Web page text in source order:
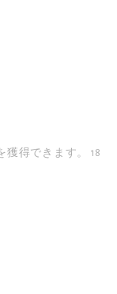
獲得できます。 18